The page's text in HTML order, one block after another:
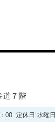
道７階
00 定休日:水曜日